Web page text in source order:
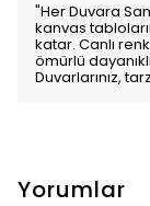
"Her Duvara
kanvas
katar. Canlı
ömürlü
Duvarlarınız,
Yorumlar